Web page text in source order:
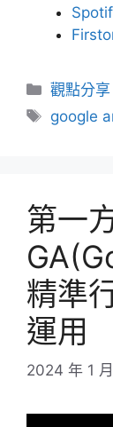
分
觀點分享
標
google
第一
精準
運用
2024 年 1